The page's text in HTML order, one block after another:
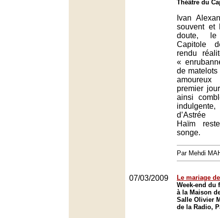
Théâtre du
Ivan
souvent et
doute,
Capitole
rendu
«
de
premier
ainsi
d’Astrée
Haïm
songe.
Par Mehdi
07/03/2009
Le mariage
Week-end du
à la Maison
Salle Olivier
de la Radio,